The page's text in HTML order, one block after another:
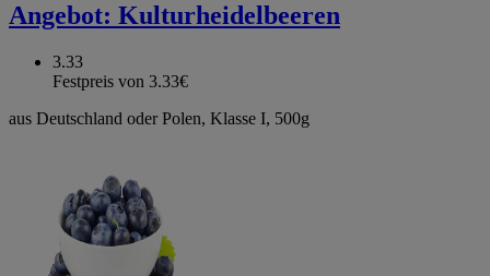
Angebot: Kulturheidelbeeren
3.33
Festpreis von 3.33€
aus Deutschland oder Polen, Klasse I, 500g